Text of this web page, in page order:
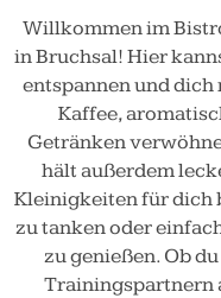
Willkommen im
in Bruchsal! Hier
entspannen und
Kaffee,
Getränken
hält außerdem
Kleinigkeiten für dich
zu tanken oder
zu genießen. Ob
Trainingspartnern